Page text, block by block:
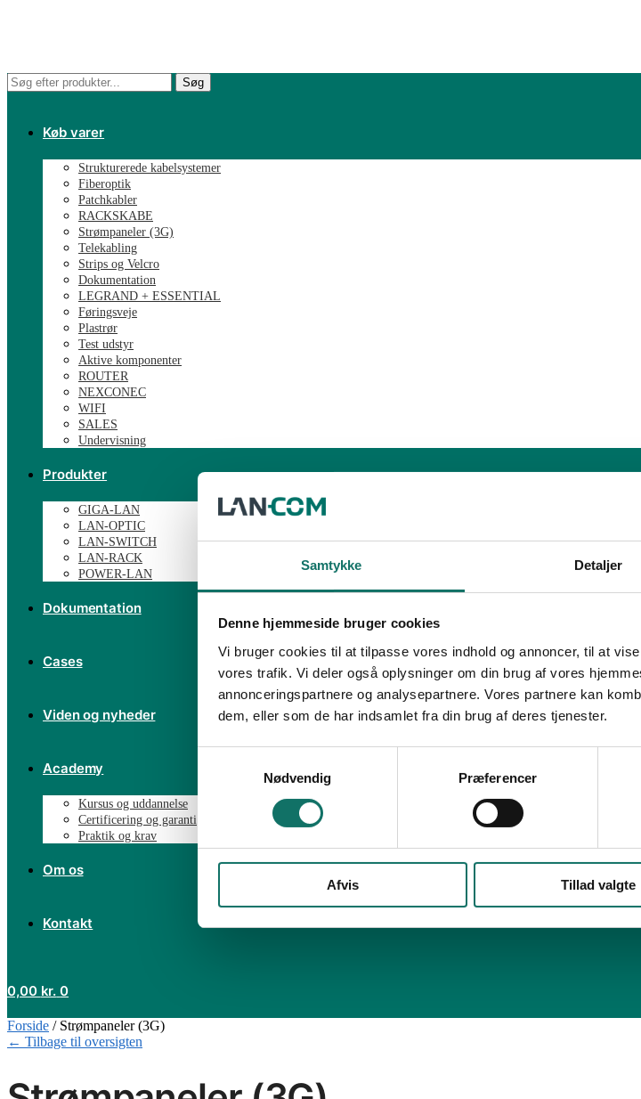
Samtykke Detaljer
Denne hjemmeside bruger cookies
Vi bruger cookies til at tilpasse vores indhold og annoncer, til at
vores trafik. Vi deler også oplysninger om din brug af vores
annonceringspartnere og analysepartnere. Vores partnere kan
dem, eller som de har indsamlet fra din brug af deres tjenester.
Nødvendig
Præferencer
Afvis Tillad valgte
Søg
efter:
Søg
Køb varer
Strukturerede kabelsystemer
Fiberoptik
Patchkabler
RACKSKABE
Strømpaneler (3G)
Telekabling
Strips og Velcro
Dokumentation
LEGRAND + ESSENTIAL
Føringsveje
Plastrør
Test udstyr
Aktive komponenter
ROUTER
NEXCONEC
WIFI
SALES
Undervisning
Produkter
GIGA-LAN
LAN-OPTIC
LAN-SWITCH
LAN-RACK
POWER-LAN
Dokumentation
Cases
Viden og nyheder
Academy
Kursus og uddannelse
Certificering og garanti
Praktik og krav
Om os
Kontakt
0,00 kr. 0
Forside / Strømpaneler (3G)
← Tilbage til oversigten